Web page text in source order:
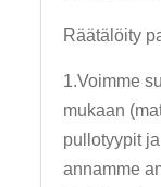
Räätälöity
1.Voimme
mukaan
pullotyypit
annamme